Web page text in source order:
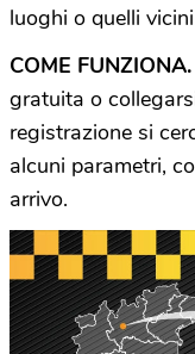
luoghi o quelli
COME FUNZIONA.
gratuita o
registrazione si
alcuni parametri,
arrivo.